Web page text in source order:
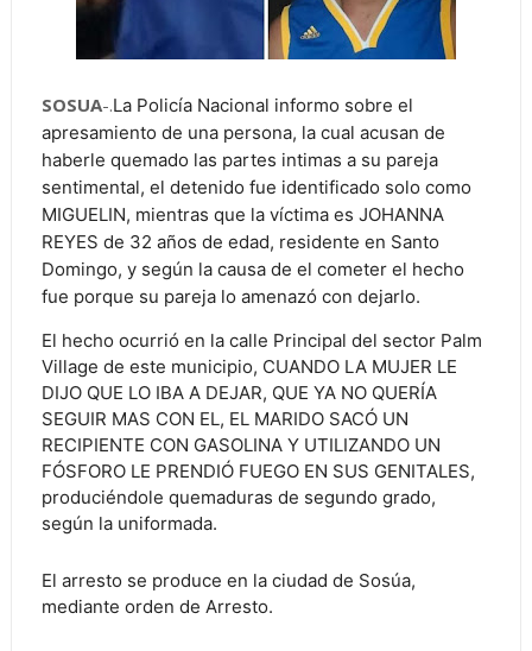
SOSUA-.La Policía Nacional informo sobre el
apresamiento de una persona, la cual acusan de
haberle quemado las partes intimas a su pareja
sentimental, el detenido fue identificado solo como
MIGUELIN, mientras que la víctima es JOHANNA
REYES de 32 años de edad, residente en Santo
Domingo, y según la causa de el cometer el hecho
fue porque su pareja lo amenazó con dejarlo.
El hecho ocurrió en la calle Principal del sector Palm
Village de este municipio, CUANDO LA MUJER LE
DIJO QUE LO IBA A DEJAR, QUE YA NO QUERÍA
SEGUIR MAS CON EL, EL MARIDO SACÓ UN
RECIPIENTE CON GASOLINA Y UTILIZANDO UN
FÓSFORO LE PRENDIÓ FUEGO EN SUS GENITALES,
produciéndole quemaduras de segundo grado,
según la uniformada.
El arresto se produce en la ciudad de Sosúa,
mediante orden de Arresto.